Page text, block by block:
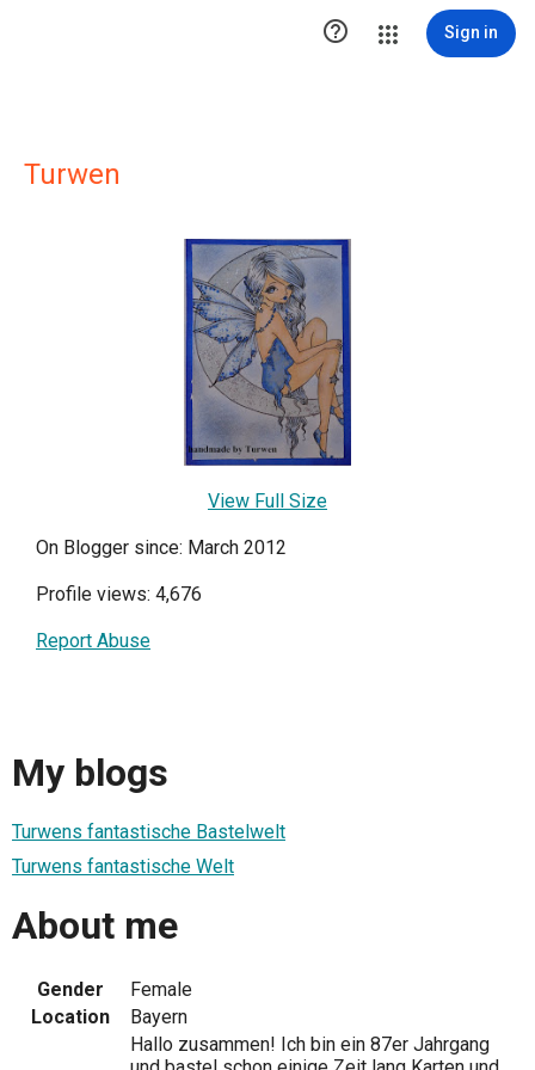
 Sign in
Turwen
View Full Size
On Blogger since: March 2012
Profile views: 4,676
Report Abuse
My blogs
Turwens fantastische Bastelwelt
Turwens fantastische Welt
About me
Gender
Female
Location
Bayern
Hallo zusammen! Ich bin ein 87er Jahrgang